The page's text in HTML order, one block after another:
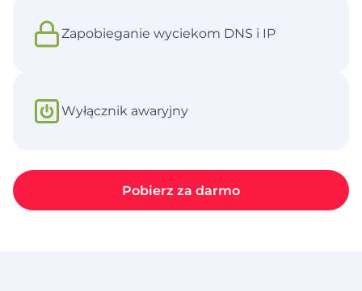
Zapobieganie wyciekom DNS i IP
Wyłącznik awaryjny
Pobierz za darmo